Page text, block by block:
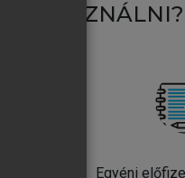
HASZNÁLNI?
Egyéni